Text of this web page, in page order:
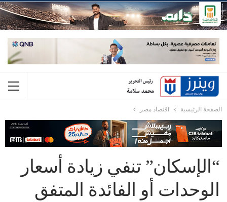
الصفحة الرئيسية اقتصاد مصر
“الإسكان” تنفي زيادة أسعار
الوحدات أو الفائدة المتفق